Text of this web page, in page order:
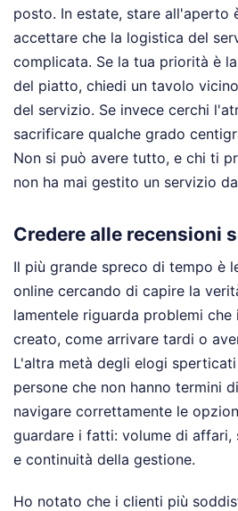
posto. In estate, stare all'aperto
accettare che la logistica del
complicata. Se la tua priorità è
del piatto, chiedi un tavolo
del servizio. Se invece cerchi
sacrificare qualche grado
Non si può avere tutto, e chi ti
non ha mai gestito un servizio
Credere alle recensioni
Il più grande spreco di tempo è
online cercando di capire la
lamentele riguarda problemi che
creato, come arrivare tardi o
L'altra metà degli elogi
persone che non hanno termini
navigare correttamente le
guardare i fatti: volume di affari,
e continuità della gestione.
Ho notato che i clienti più